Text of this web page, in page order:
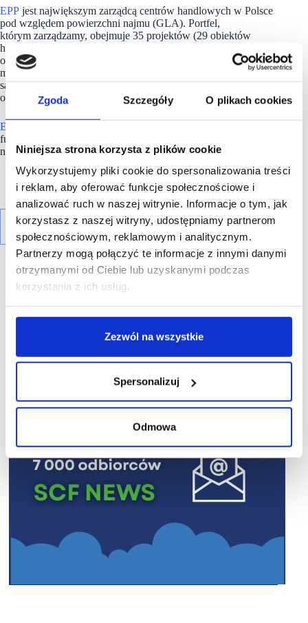
Zgoda Szczegóły O plikach cookies
Niniejsza strona korzysta z plików cookie
Wykorzystujemy pliki cookie do spersonalizowania treści
i reklam, aby oferować funkcje społecznościowe i
analizować ruch w naszej witrynie. Informacje o tym, jak
korzystasz z naszej witryny, udostępniamy partnerom
społecznościowym, reklamowym i analitycznym.
Partnerzy mogą połączyć te informacje z innymi danymi
otrzymanymi od Ciebie lub uzyskanymi podczas
korzystania z ich usług.
Zezwól na wszystkie
Spersonalizuj
Odmowa
EPP jest największym zarządcą centrów handlowych w Polsce
pod względem powierzchni najmu (GLA). Portfel,
którym zarządzamy, obejmuje 35 projektów (29 obiektów
handlowych i 6 kompleksów biurowych) o łącznej wartości
około 2,8 mld euro i powierzchni najmu wynoszącej ponad
milion metrów kwadratowych. Nieruchomości
są zlokalizowane w najbardziej atrakcyjnych polskich miastach
o największym popycie konsumenckim i potencjale wzrostu.
EPP
funduszu inwestującego w nieruchomości (REIT) notowanego
na giełdzie w Johannesburgu (JSE).